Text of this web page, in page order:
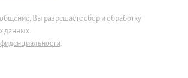
Вы разрешаете сбор и обработку
данных.
.